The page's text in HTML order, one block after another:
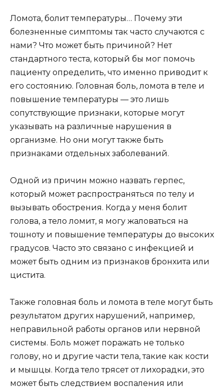
Ломота, болит температуры… Почему эти
болезненные симптомы так часто случаются с
нами? Что может быть причиной? Нет
стандартного теста, который бы мог помочь
пациенту определить, что именно приводит к
его состоянию. Головная боль, ломота в теле и
повышение температуры — это лишь
сопутствующие признаки, которые могут
указывать на различные нарушения в
организме. Но они могут также быть
признаками отдельных заболеваний.
Одной из причин можно назвать герпес,
который может распространяться по телу и
вызывать обострения. Когда у меня болит
голова, а тело ломит, я могу жаловаться на
тошноту и повышение температуры до высоких
градусов. Часто это связано с инфекцией и
может быть одним из признаков бронхита или
цистита.
Также головная боль и ломота в теле могут быть
результатом других нарушений, например,
неправильной работы органов или нервной
системы. Боль может поражать не только
голову, но и другие части тела, такие как кости
и мышцы. Когда тело трясет от лихорадки, это
может быть следствием воспаления или